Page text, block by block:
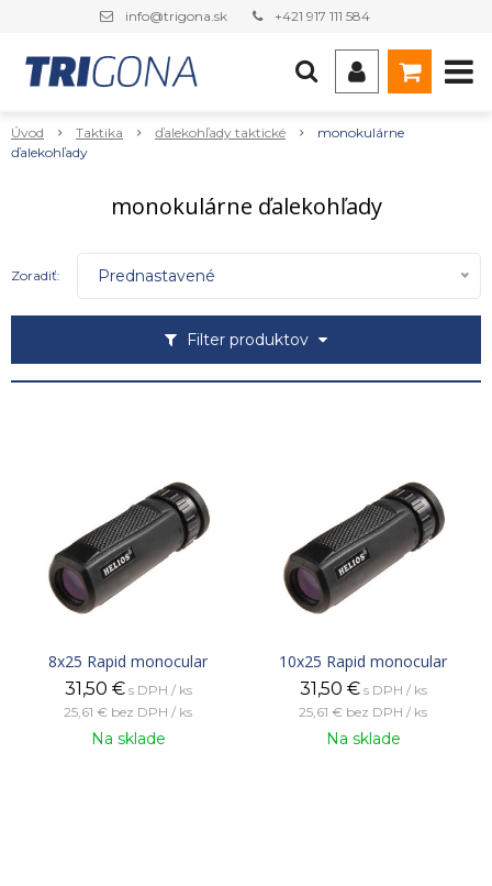
info@trigona.sk +421 917 111 584
Úvod Taktika ďalekohľady taktické
monokulárne
ďalekohľady
monokulárne ďalekohľady
Filter produktov
Zoradiť: Prednastavené
8x25 Rapid monocular
31,50 € s DPH / ks
25,61 € bez DPH / ks
Na sklade
10x25 Rapid monocular
31,50 € s DPH / ks
25,61 € bez DPH / ks
Na sklade